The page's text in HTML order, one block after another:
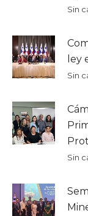
Sin
ley
Sin
Sin